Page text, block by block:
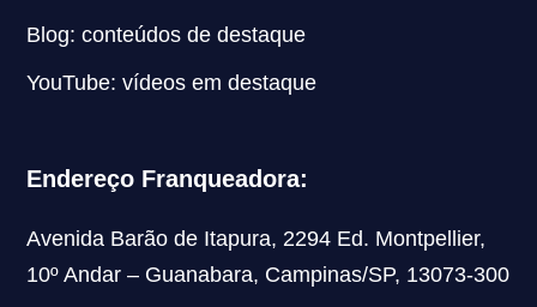
Blog: conteúdos de destaque
YouTube: vídeos em destaque
Endereço Franqueadora:
Avenida Barão de Itapura, 2294 Ed. Montpellier,
10º Andar – Guanabara, Campinas/SP, 13073-300